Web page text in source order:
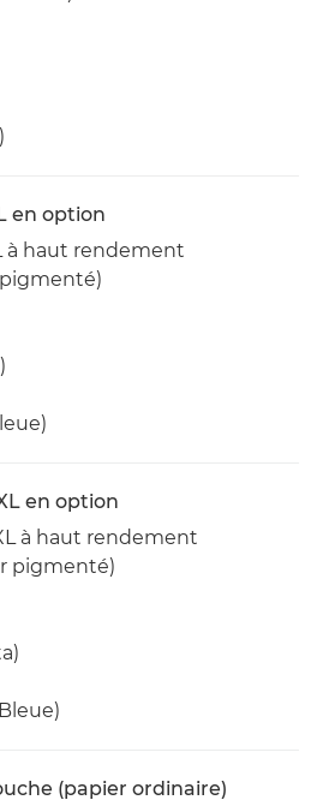
en option
à haut rendement
pigmenté)
en option
à haut rendement
pigmenté)
(papier ordinaire)